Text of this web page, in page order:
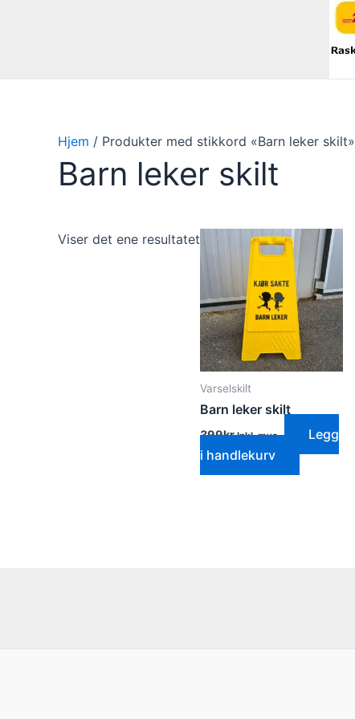
Hjem / Produkter med stikkord «Barn leker skilt»
Barn leker skilt
Viser det ene resultatet
Varselskilt
Barn leker skilt
399kr Inkl. mva.
Legg
i handlekurv